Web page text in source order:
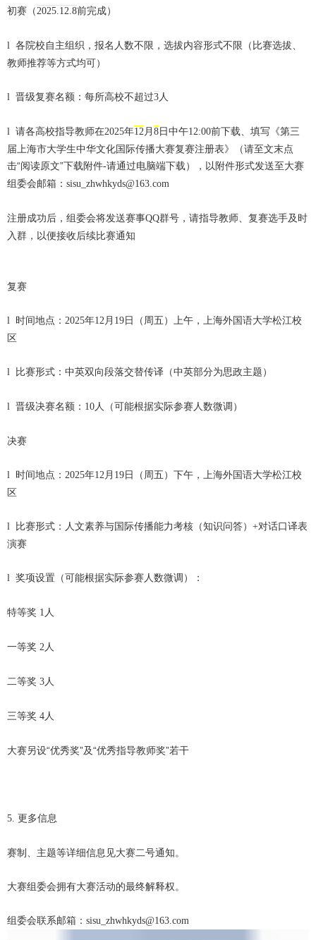
初赛 （2025.12.8前完成）
l 各院校自主组织，报名人数不限，选拔内容形式不限 （比赛选拔、
教师推荐等方式均可）
l 晋级复赛名额：每所高校不超过3人
l 请各高校指导教师在2025年12月 8日中午12:00前下载、填写《第三
届上海市大学生中华文化国际传播大赛复赛注册表》（请至文末点
击“阅读原文”下载附件-请通过电脑端下载），以附件形式发送至大赛
组委会邮箱： sisu_zhwhkyds@163.com
注册成功后，组委会将发送赛事QQ群号，请指导教师、复赛选手及时
入群，以便接收后续比赛通知
复赛
l 时间地点： 2025年12月 19日（周五）上午，上海外国语大学松江校
区
l 比赛形式：中英双向段落交替传译 （中英部分为思政主题）
l 晋级决赛名额： 10人 （可能根据实际参赛人数微调）
决赛
l 时间地点： 2025年12月 19日（周五）下午，上海外国语大学松江校
区
l 比赛形式： 人文素养与国际传播能力考核（知识问答） +对话口译表
演赛
l 奖项设置 （可能根据实际参赛人数微调） ：
特等奖 1 人
一等奖 2人
二等奖 3人
三等奖 4人
大赛另设“优秀奖”及“优秀指导教师奖”若干
5. 更多信息
赛制、主题等详细信息见大赛二号通知。
大赛组委会拥有大赛活动的最终解释权。
组委会联系邮箱： sisu_zhwhkyds@163.com